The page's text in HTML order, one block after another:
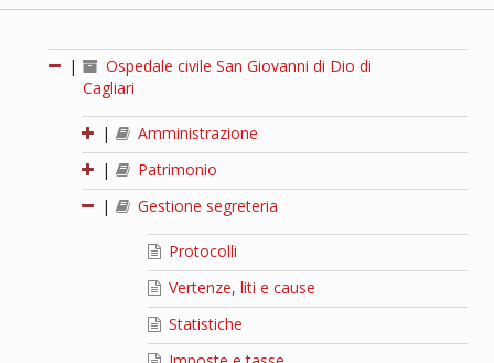
|
Ospedale civile San Giovanni di Dio di
Cagliari
|
Amministrazione
|
Patrimonio
|
Gestione segreteria
Protocolli
Vertenze, liti e cause
Statistiche